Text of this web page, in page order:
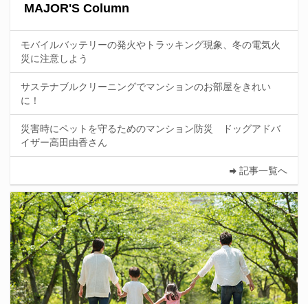
MAJOR'S Column
モバイルバッテリーの発火やトラッキング現象、冬の電気火
災に注意しよう
サステナブルクリーニングでマンションのお部屋をきれい
に！
災害時にペットを守るためのマンション防災 ドッグアドバ
イザー高田由香さん
記事一覧へ